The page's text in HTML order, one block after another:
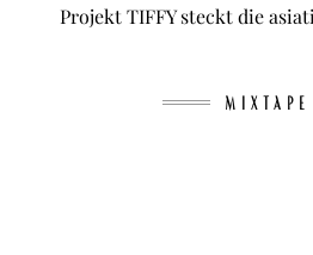
Projekt TIFFY steckt die
MIXTAPE